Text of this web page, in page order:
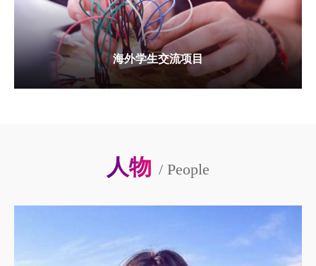
海外学生交流项目
人物 / People